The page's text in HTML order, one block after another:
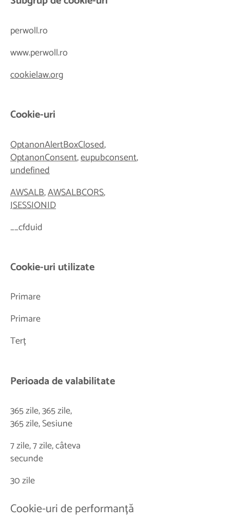
perwoll.ro
www.perwoll.ro
cookielaw.org
Cookie-uri
OptanonAlertBoxClosed,
OptanonConsent,eupubconsent,
undefined
AWSALB,AWSALBCORS,
JSESSIONID
__cfduid
Cookie-uri utilizate
Primare
Primare
Terț
Perioada de valabilitate
365 zile, 365 zile,
365 zile, Sesiune
7 zile, 7 zile, câteva
secunde
30 zile
Cookie-uri de performanță